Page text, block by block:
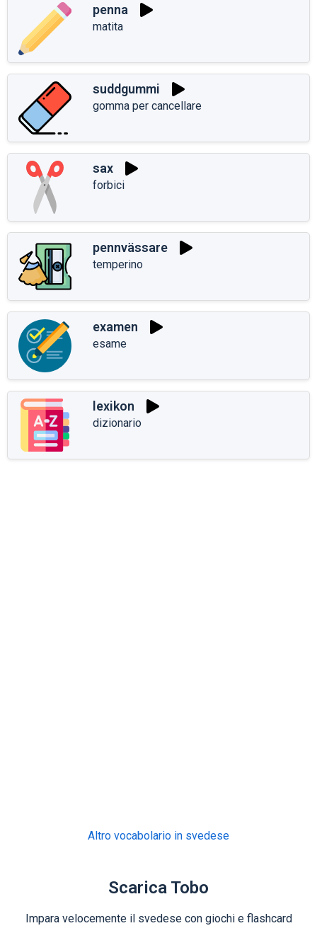
penna
matita
suddgummi
gomma per cancellare
sax
forbici
pennvässare
temperino
examen
esame
lexikon
dizionario
Altro vocabolario in svedese
Scarica Tobo
Impara velocemente il svedese con giochi e flashcard